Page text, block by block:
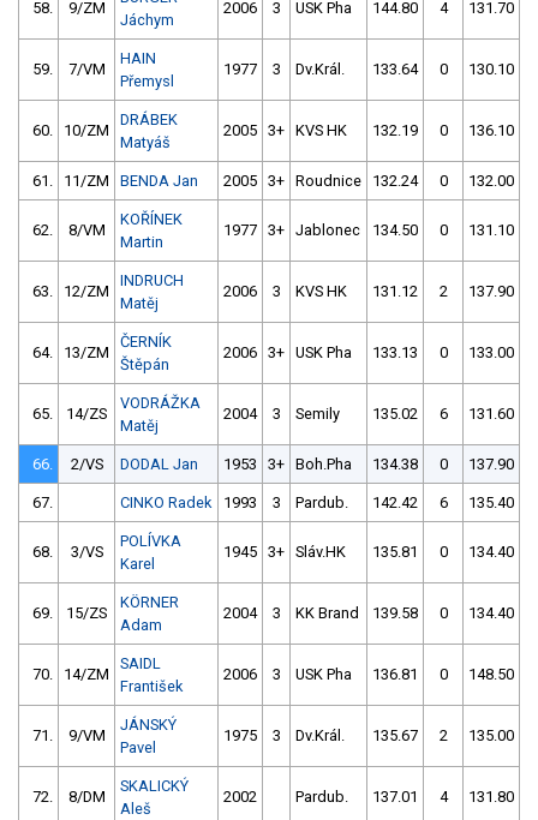
58. 9/ZM
Jáchym
2006 3 USK Pha 144.80 4 131.70
59. 7/VM
HAIN
Přemysl
1977 3 Dv.Král. 133.64 0 130.10
60. 10/ZM
DRÁBEK
Matyáš
2005 3+ KVS HK 132.19 0 136.10
61. 11/ZM BENDA Jan 2005 3+ Roudnice 132.24 0 132.00
62. 8/VM
KOŘÍNEK
Martin
1977 3+ Jablonec 134.50 0 131.10
63. 12/ZM
INDRUCH
Matěj
2006 3 KVS HK 131.12 2 137.90
64. 13/ZM
ČERNÍK
Štěpán
2006 3+ USK Pha 133.13 0 133.00
65. 14/ZS
VODRÁŽKA
Matěj
2004 3 Semily 135.02 6 131.60
66. 2/VS DODAL Jan 1953 3+ Boh.Pha 134.38 0 137.90
67. CINKO Radek 1993 3 Pardub. 142.42 6 135.40
68. 3/VS
POLÍVKA
Karel
1945 3+ Sláv.HK 135.81 0 134.40
69. 15/ZS
KÖRNER
Adam
2004 3 KK Brand 139.58 0 134.40
70. 14/ZM
SAIDL
František
2006 3 USK Pha 136.81 0 148.50
71. 9/VM
JÁNSKÝ
Pavel
1975 3 Dv.Král. 135.67 2 135.00
72. 8/DM
SKALICKÝ
Aleš
2002 Pardub. 137.01 4 131.80